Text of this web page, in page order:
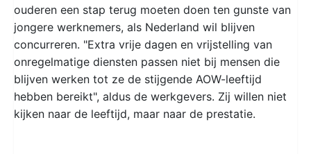
ouderen een stap terug moeten doen ten gunste van
jongere werknemers, als Nederland wil blijven
concurreren. "Extra vrije dagen en vrijstelling van
onregelmatige diensten passen niet bij mensen die
blijven werken tot ze de stijgende AOW-leeftijd
hebben bereikt", aldus de werkgevers. Zij willen niet
kijken naar de leeftijd, maar naar de prestatie.